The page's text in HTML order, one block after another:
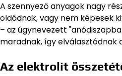
A szennyező anyagok nagy
oldódnak, vagy nem képesek
– az úgynevezett
maradnak, így elválasztódnak
Az elektrolit